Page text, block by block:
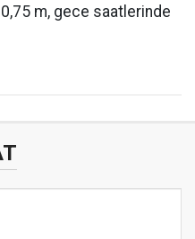
m, gece saatlerinde